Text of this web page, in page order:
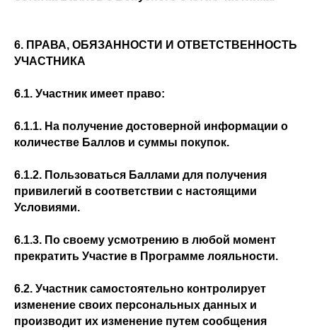
6. ПРАВА, ОБЯЗАННОСТИ И ОТВЕТСТВЕННОСТЬ
УЧАСТНИКА
6.1. Участник имеет право:
6.1.1. На получение достоверной информации о
количестве Баллов и суммы покупок.
6.1.2. Пользоваться Баллами для получения
привилегий в соответствии с настоящими
Условиями.
6.1.3. По своему усмотрению в любой момент
прекратить Участие в Программе лояльности.
6.2. Участник самостоятельно контролирует
изменение своих персональных данных и
производит их изменение путем сообщения